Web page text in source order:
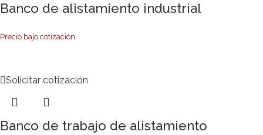
Banco de alistamiento industrial
Precio bajo cotización
Solicitar cotización
Banco de trabajo de alistamiento